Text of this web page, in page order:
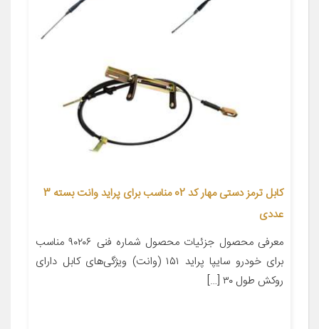
کابل ترمز دستی مهار کد 02 مناسب برای پراید وانت بسته 3
عددی
معرفی محصول جزئیات محصول شماره فنی ۹۰۲۰۶ مناسب
برای خودرو سایپا پراید ۱۵۱ (وانت) ویژگی‌های کابل دارای
روکش طول ۳۰ […]